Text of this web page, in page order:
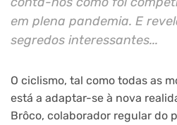
em plena pandemia. E
segredos interessantes...
O ciclismo, tal como todas as
está a adaptar-se à nova
Brôco, colaborador regular do